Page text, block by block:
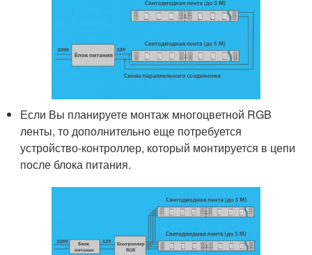
Если Вы планируете монтаж многоцветной RGB
ленты, то дополнительно еще потребуется
устройство-контроллер, который монтируется в цепи
после блока питания.